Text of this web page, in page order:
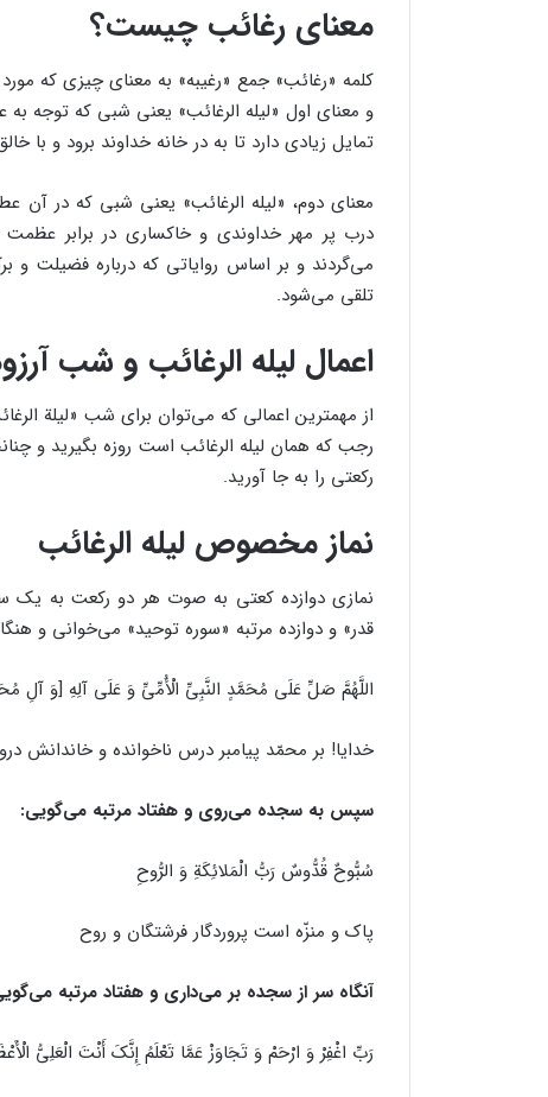
معنای رغائب چیست؟
کلمه «رغائب» جمع «رغیبه» به معنای چیزی که
و معنای اول «لیله الرغائب» یعنی شبی که توجه
تمایل زیادی دارد تا به در خانه خداوند برود و با
معنای دوم، «لیله الرغائب» یعنی شبی که در آن
درب پر مهر خداوندی و خاکساری در برابر
می‌گردند و بر اساس روایاتی که درباره
تلقی می‌شود.
اعمال لیله الرغائب و شب
از مهمترین اعمالی که می‌توان برای شب «لیلة
رجب که همان لیله الرغائب است روزه بگیرید و
رکعتی را به جا آورید.
نماز مخصوص لیله الرغائب
نمازی‬ دوازده‬ کعتی‬ به‬ صوت‬ هر دو رکعت به یک
قدر» و دوازده‏ مرتبه «سوره توحید» می‌خوانی و
اللَّهُمَّ صَلِّ عَلَی مُحَمَّدٍ النَّبِیِّ الْأُمِّیِّ وَ عَلَی آلِهِ [وَ آلِ
خدایا! بر محمّد پیامبر درس ناخوانده و خاندانش
سپس به سجده می‌روی و هفتاد مرتبه می‌گویی:
سُبُّوحٌ قُدُّوسٌ رَبُّ الْمَلائِکَةِ وَ الرُّوحِ
پاک و منزّه است پروردگار فرشتگان و روح
آنگاه سر از سجده بر می‌داری و هفتاد مرتبه
رَبِّ اغْفِرْ وَ ارْحَمْ وَ تَجَاوَزْ عَمَّا تَعْلَمُ إِنَّکَ أَنْتَ الْعَلِیُّ